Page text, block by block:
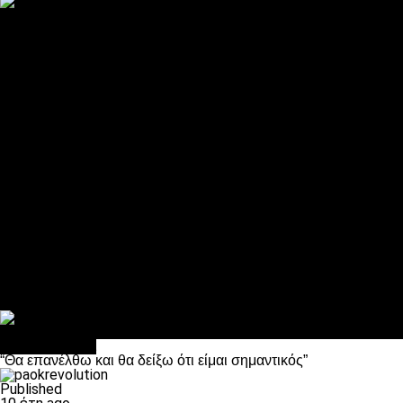
“Θα επανέλθω και θα δείξω ότι είμαι σημαντικός”
Published